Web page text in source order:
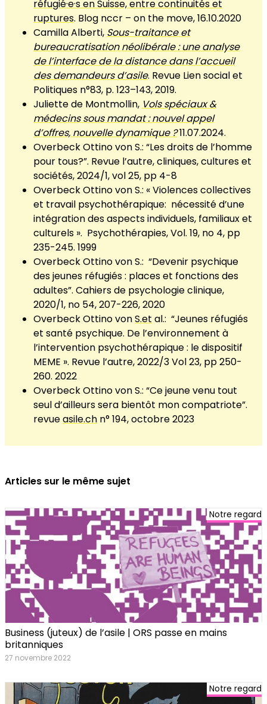
réfugié·e·s en Suisse, entre continuités et
ruptures. Blog nccr – on the move, 16.10.2020
Camilla Alberti, Sous-traitance et
bureaucratisation néolibérale : une analyse
de l’interface de la distance dans l’accueil
des demandeurs d’asile. Revue Lien social et
Politiques n°83, p. 123–143, 2019.
Juliette de Montmollin, Vols spéciaux &
médecins sous mandat : nouvel appel
d’offres, nouvelle dynamique ?11.07.2024.
Overbeck Ottino von S.: “Les droits de l’homme
pour tous?”. Revue l’autre, cliniques, cultures et
sociétés, 2024/1, vol 25, pp 4-8
Overbeck Ottino von S.: « Violences collectives
et travail psychothérapique: nécessité d’une
intégration des aspects individuels, familiaux et
culturels ». Psychothérapies, Vol. 19, no 4, pp
235-245. 1999
Overbeck Ottino von S.: “Devenir psychique
des jeunes réfugiés : places et fonctions des
adultes”. Cahiers de psychologie clinique,
2020/1, no 54, 207-226, 2020
Overbeck Ottino vonS.et al.: “Jeunes réfugiés
et santé psychique. De l’environnement à
l’intervention psychothérapique : le dispositif
MEME ». Revue l’autre, 2022/3 Vol 23, pp 250-
260. 2022
Overbeck Ottino von S.: “Ce jeune venu tout
seul d’ailleurs sera bientôt mon compatriote”.
revueasile.ch n° 194, octobre 2023
Articles sur le même sujet
Notre regard
Business (juteux) de l’asile | ORS passe en mains
britanniques
27 novembre 2022
Notre regard